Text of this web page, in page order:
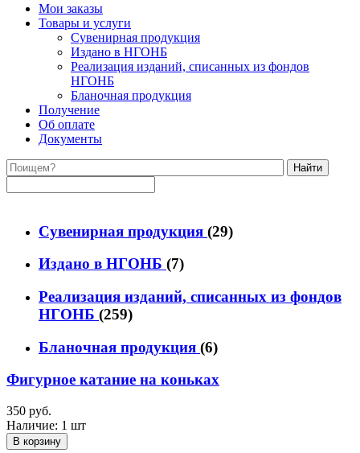
Мои заказы
Товары и услуги
Сувенирная продукция
Издано в НГОНБ
Реализация изданий, списанных из фондов
НГОНБ
Бланочная продукция
Получение
Об оплате
Документы
Найти
Сувенирная продукция (29)
Издано в НГОНБ (7)
Реализация изданий, списанных из фондов
НГОНБ (259)
Бланочная продукция (6)
Фигурное катание на коньках
350 руб.
Наличие: 1 шт
В корзину